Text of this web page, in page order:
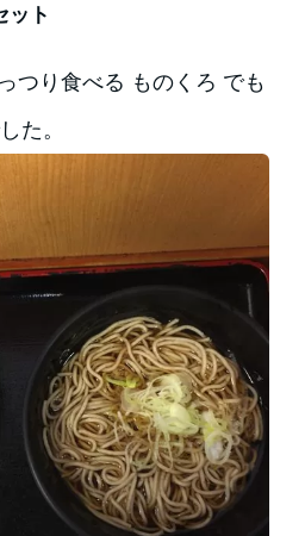
ット
つり食べる ものくろ でも
た。